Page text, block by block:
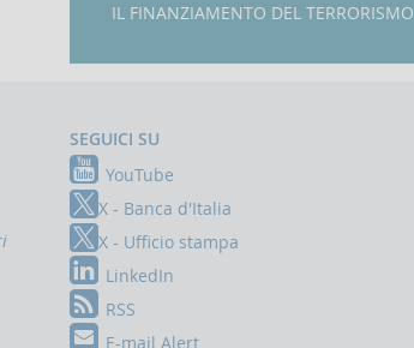
IL FINANZIAMENTO DEL TERRORISMO
SEGUICI SU
YouTube
X - Banca d'Italia
X - Ufficio stampa
LinkedIn
RSS
E-mail Alert